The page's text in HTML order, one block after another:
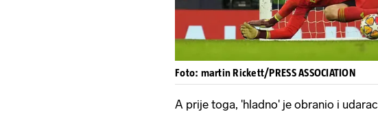
Foto: martin Rickett/PRESS ASSOCIATION
A prije toga, 'hladno' je obranio i udarac